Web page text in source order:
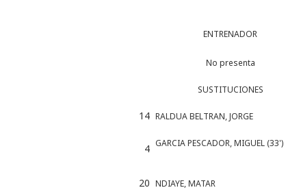
ENTRENADOR
No presenta
SUSTITUCIONES
14RALDUA BELTRAN, JORGE
4 GARCIA PESCADOR, MIGUEL (33')
20NDIAYE, MATAR